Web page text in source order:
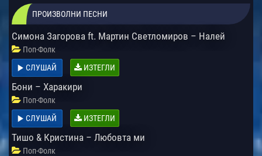
ПРОИЗВОЛНИ ПЕСНИ
Симона Загорова ft. Мартин Светломиров – Налей
Поп-Фолк
СЛУШАЙ
ИЗТЕГЛИ
Бони – Харакири
Поп-Фолк
СЛУШАЙ
ИЗТЕГЛИ
Тишо & Кристина – Любовта ми
Поп-Фолк